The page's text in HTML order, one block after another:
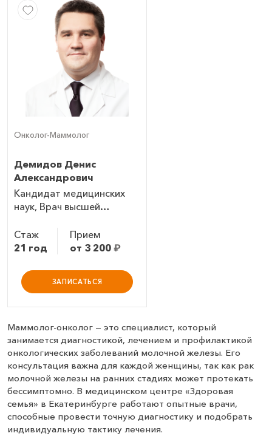
Онколог-Маммолог
Демидов Денис
Александрович
Кандидат медицинских
наук, Врач высшей
Стаж
21 год
Прием
от 3 200 ₽
ЗАПИСАТЬСЯ
Маммолог-онколог — это специалист, который
занимается диагностикой, лечением и профилактикой
онкологических заболеваний молочной железы. Его
консультация важна для каждой женщины, так как рак
молочной железы на ранних стадиях может протекать
бессимптомно. В медицинском центре «Здоровая
семья» в Екатеринбурге работают опытные врачи,
способные провести точную диагностику и подобрать
индивидуальную тактику лечения.